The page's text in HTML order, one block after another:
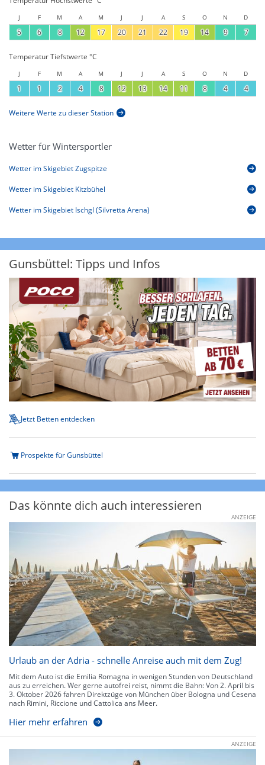
J F M A M J J A S O N D
5 6 8 12 17 20 21 22 19 14 9 7
Temperatur Tiefstwerte °C
J F M A M J J A S O N D
1 1 2 4 8 12 13 14 11 8 4 4
Weitere Werte zu dieser Station
Wetter für Wintersportler
Wetter im Skigebiet Zugspitze
Wetter im Skigebiet Kitzbühel
Wetter im Skigebiet Ischgl (Silvretta Arena)
Gunsbüttel: Tipps und Infos
Jetzt Betten entdecken
Prospekte für Gunsbüttel
Das könnte dich auch interessieren
ANZEIGE
Urlaub an der Adria - schnelle Anreise auch mit dem Zug!
Mit dem Auto ist die Emilia Romagna in wenigen Stunden von Deutschland
aus zu erreichen. Wer gerne autofrei reist, nimmt die Bahn: Von 2. April bis
3. Oktober 2026 fahren Direktzüge von München über Bologna und Cesena
nach Rimini, Riccione und Cattolica ans Meer.
Hier mehr erfahren
ANZEIGE